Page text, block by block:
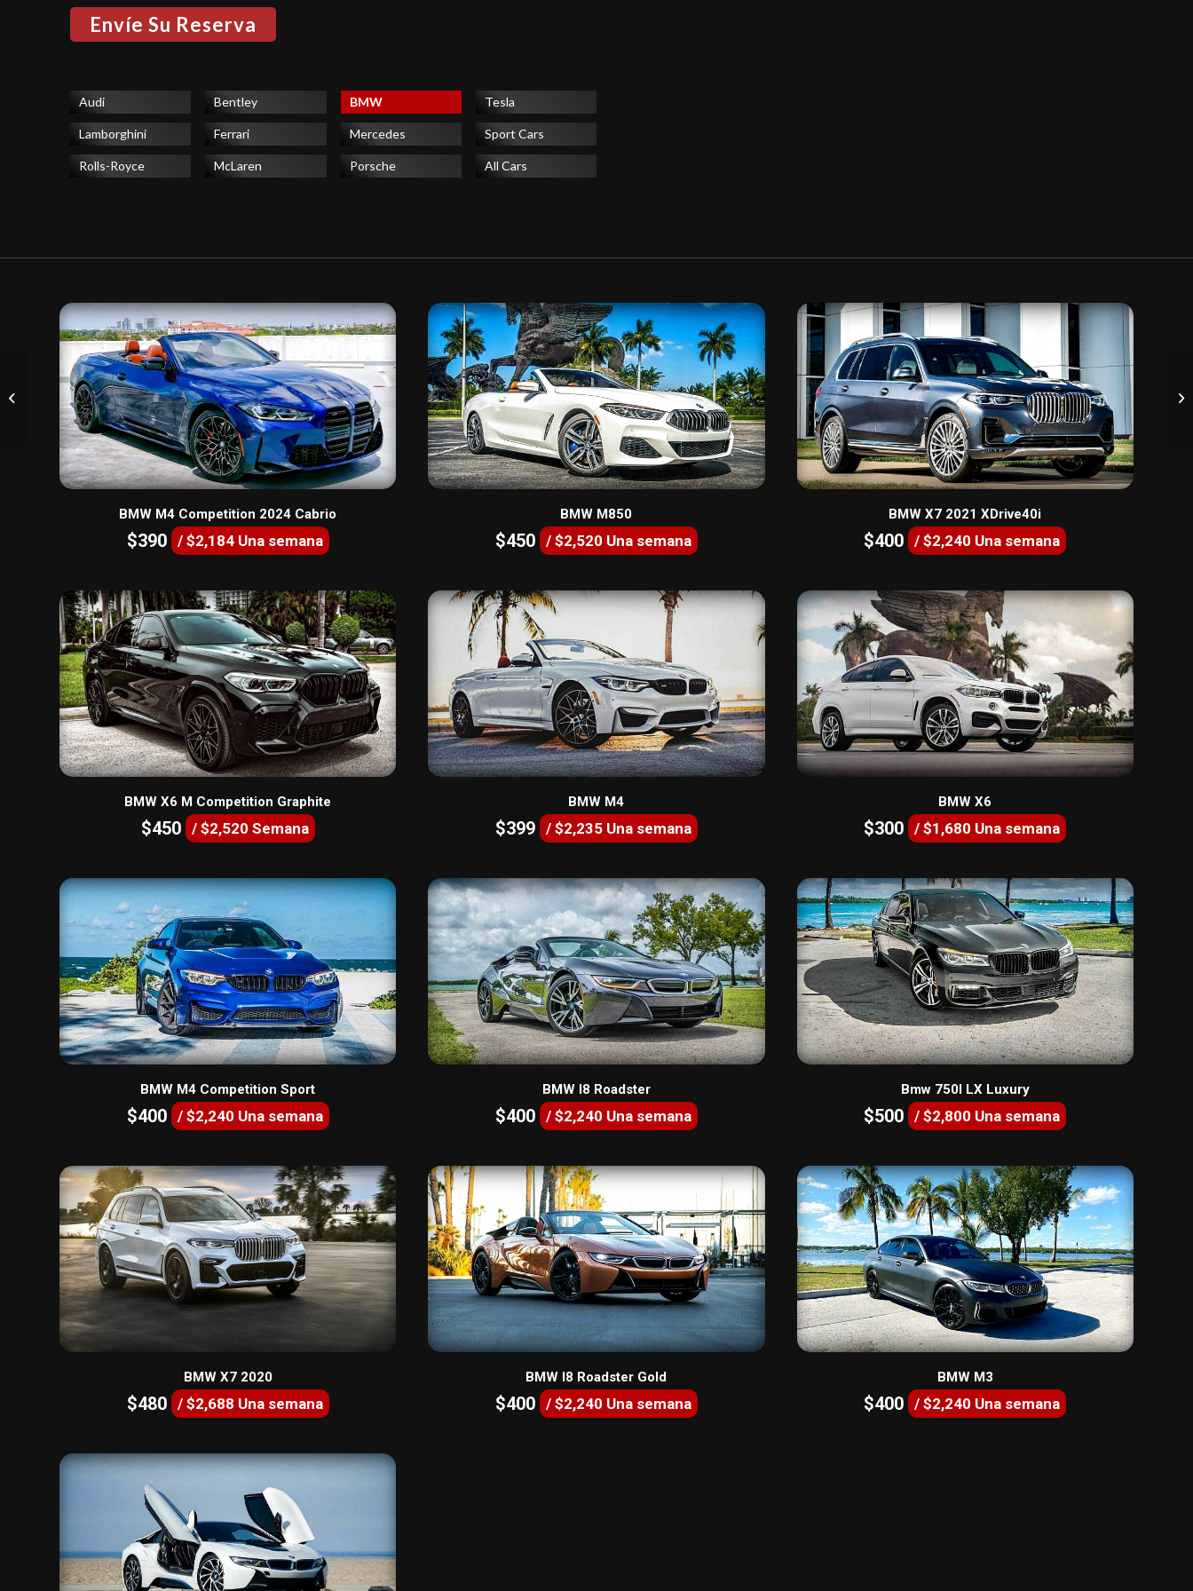
Audi
Lamborghini
Rolls-Royce
Bentley
Ferrari
McLaren
BMW
Mercedes
Porsche
Tesla
Sport Cars
All Cars
BMW M4 Competition 2024 Cabrio
$390 / $2,184 Una semana
BMW M850
$450 / $2,520 Una semana
BMW X7 2021 XDrive40i
$400 / $2,240 Una semana
BMW X6 M Competition Graphite
$450 / $2,520 Semana
BMW M4
$399 / $2,235 Una semana
BMW X6
$300 / $1,680 Una semana
BMW M4 Competition Sport
$400 / $2,240 Una semana
BMW I8 Roadster
$400 / $2,240 Una semana
Bmw 750I LX Luxury
$500 / $2,800 Una semana
BMW X7 2020
$480 / $2,688 Una semana
BMW I8 Roadster Gold
$400 / $2,240 Una semana
BMW M3
$400 / $2,240 Una semana
Lamborghini URUS
Yellow